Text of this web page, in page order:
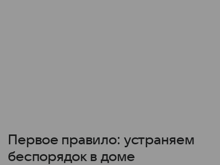
Первое правило: устраняем
беспорядок в доме